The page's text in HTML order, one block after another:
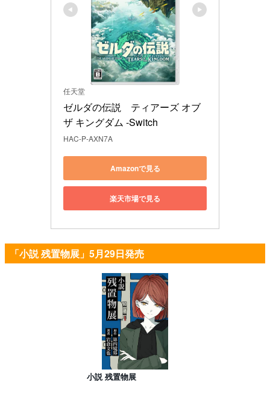
任天堂
ゼルダの伝説　ティアーズ オブ
ザ キングダム -Switch
HAC-P-AXN7A
Amazonで見る
楽天市場で見る
「小説 残置物展」5月29日発売
小説 残置物展